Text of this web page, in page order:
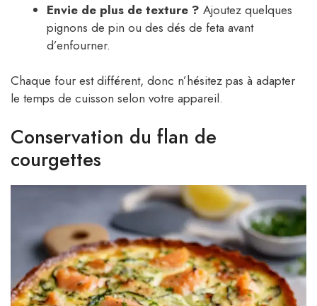
Envie de plus de texture ? Ajoutez quelques
pignons de pin ou des dés de feta avant
d’enfourner.
Chaque four est différent, donc n’hésitez pas à adapter
le temps de cuisson selon votre appareil.
Conservation du flan de
courgettes